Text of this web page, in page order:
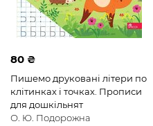
80 ₴
Пишемо друковані літери по
клітинках і точках. Прописи
для дошкільнят
О. Ю. Подорожна